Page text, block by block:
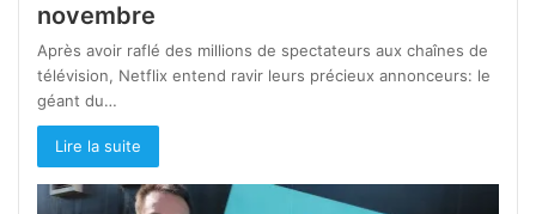
novembre
Après avoir raflé des millions de spectateurs aux chaînes de
télévision, Netflix entend ravir leurs précieux annonceurs: le
géant du…
Lire la suite